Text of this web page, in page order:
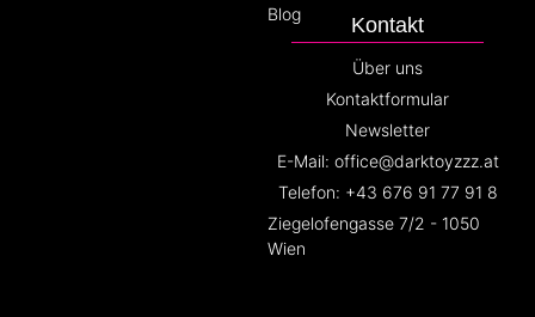
Blog
Kontakt
Über uns
Kontaktformular
Newsletter
E-Mail: office@darktoyzzz.at
Telefon: +43 676 91 77 91 8
Ziegelofengasse 7/2 - 1050
Wien